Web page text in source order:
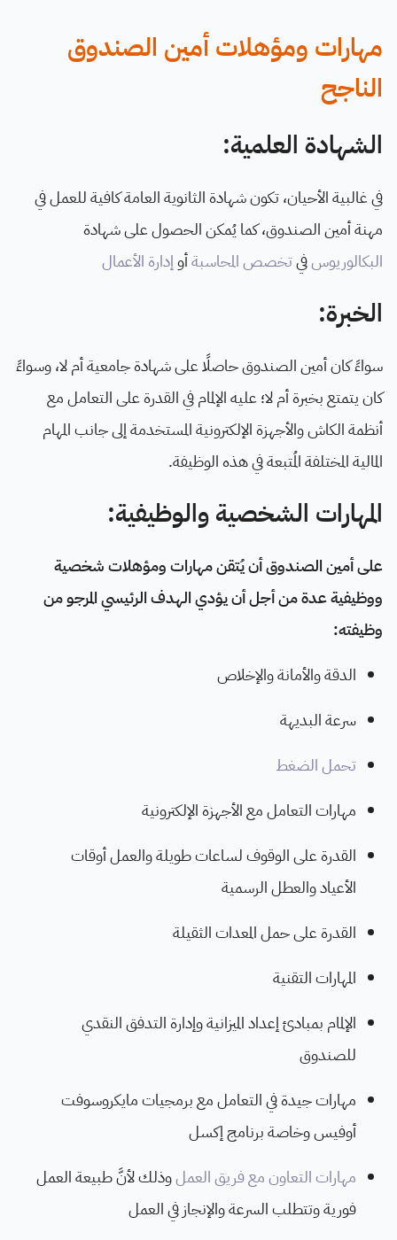
مهارات ومؤهلات أمين الصندوق
الناجح
الشهادة العلمية:
في غالبية الأحيان، تكون شهادة الثانوية العامة كافية للعمل في
مهنة أمين الصندوق، كما يُمكن الحصول على شهادة
البكالوريوسفيتخصص المحاسبةأوإدارة الأعمال
الخبرة:
سواءً كان أمين الصندوق حاصلًا على شهادة جامعية أم لا، وسواءً
كان يتمتع بخبرة أم لا؛ عليه الإلمام في القدرة على التعامل مع
أنظمة الكاش والأجهزة الإلكترونية المستخدمة إلى جانب المهام
المالية المختلفة المُتبعة في هذه الوظيفة.
المهارات الشخصية والوظيفية:
على أمين الصندوق أن يُتقن مهارات ومؤهلات شخصية
ووظيفية عدة من أجل أن يؤدي الهدف الرئيسي المرجو من
وظيفته:
الدقة والأمانة والإخلاص
سرعة البديهة
تحمل الضغط
مهارات التعامل مع الأجهزة الإلكترونية
القدرة على الوقوف لساعات طويلة والعمل أوقات
الأعياد والعطل الرسمية
القدرة على حمل المعدات الثقيلة
المهارات التقنية
الإلمام بمبادئ إعداد الميزانية وإدارة التدفق النقدي
للصندوق
مهارات جيدة في التعامل مع برمجيات مايكروسوفت
أوفيس وخاصة برنامج إكسل
مهارات التعاون مع فريق العملوذلك لأنَّ طبيعة العمل
فورية وتتطلب السرعة والإنجاز في العمل